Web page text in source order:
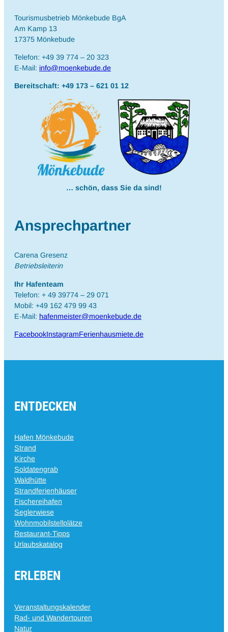
Tourismusbetrieb Mönkebude BgA
Am Kamp 13
17375 Mönkebude
Telefon: +49 39 774 – 20 323
E-Mail: info@moenkebude.de
Bereitschaft: +49 173 – 621 01 12
… schön, dass Sie da sind!
Ansprechpartner
Carena Gresenz
Betriebsleiterin
Ihr Hafenteam
Telefon: + 49 39774 – 29 071
Mobil: +49 162 479 99 43
E-Mail: hafenmeister@moenkebude.de
FacebookInstagramFerienhausmiete.de
ENTDECKEN
Hafen Mönkebude
Strand
Kirche
Soldatengrab
Waldhütte
Strandferienhäuser
Fischereihafen
Seglerwiese
Wohnmobilstellplätze
Restaurant-Tipps
Urlaubskatalog
ERLEBEN
Veranstaltungskalender
Rad- und Wandertouren
Natur